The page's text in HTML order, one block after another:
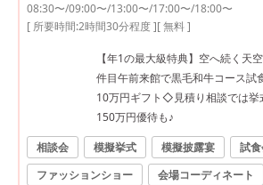
08:30〜/09:00〜/13:00〜/17:00〜/18:00〜
[ 所要時間:2時間30分程度][ 無料 ]
【年1の最大級特典】空へ続く天
件目午前来館で黒毛和牛コース試
10万円ギフト◇見積り相談では挙
150万円優待も♪
相談会
模擬挙式 模擬披露宴
試
ファッションショー
会場コーディネート